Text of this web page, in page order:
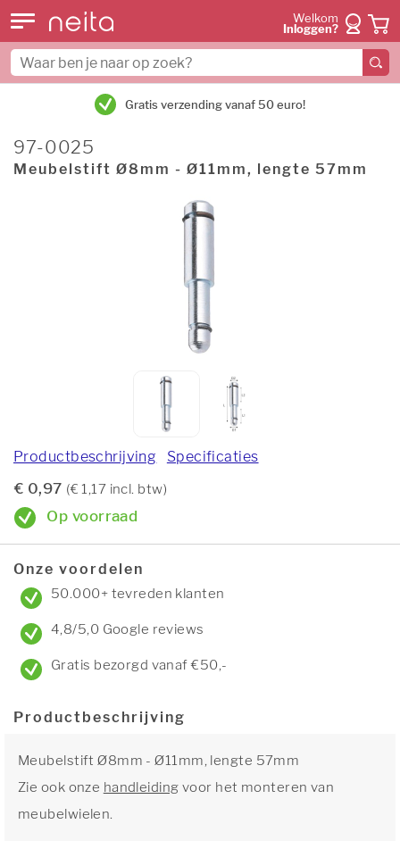
Welkom
Inloggen?
Gratis verzending vanaf 50 euro!
97-0025
Meubelstift Ø8mm - Ø11mm, lengte 57mm
Productbeschrijving Specificaties
€ 0,97 (€ 1,17 incl. btw)
Op voorraad
Onze voordelen
50.000+ tevreden klanten
4,8/5,0 Google reviews
Gratis bezorgd vanaf €50,-
Productbeschrijving
Meubelstift Ø8mm - Ø11mm, lengte 57mm
Zie ook onze handleiding voor het monteren van
meubelwielen.